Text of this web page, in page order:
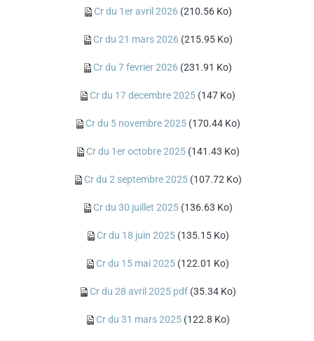
Cr du 1er avril 2026 (210.56 Ko)
Cr du 21 mars 2026 (215.95 Ko)
Cr du 7 fevrier 2026 (231.91 Ko)
Cr du 17 decembre 2025 (147 Ko)
Cr du 5 novembre 2025(170.44 Ko)
Cr du 1er octobre 2025(141.43 Ko)
Cr du 2 septembre 2025(107.72 Ko)
Cr du 30 juillet 2025(136.63 Ko)
Cr du 18 juin 2025(135.15 Ko)
Cr du 15 mai 2025 (122.01 Ko)
Cr du 28 avril 2025 pdf(35.34 Ko)
Cr du 31 mars 2025(122.8 Ko)